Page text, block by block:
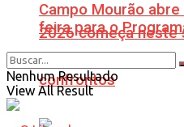
2026 começa neste
confrontos
Campo Mourão
feira para o
Nenhum Resultado
View All Result